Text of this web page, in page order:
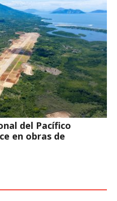
del Pacífico
en obras de